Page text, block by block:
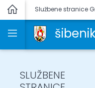
Službene stranice
SLUŽBENE